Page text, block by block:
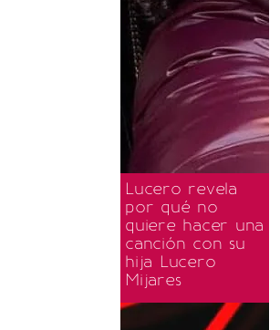
Lucero revela
por qué no
quiere hacer una
canción con su
hija Lucero
Mijares